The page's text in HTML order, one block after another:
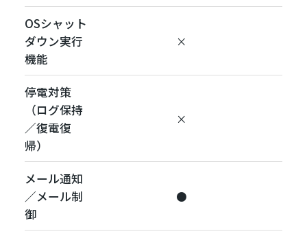
OSシャット
ダウン実行
機能
×
停電対策
（ログ保持
／復電復
帰）
×
メール通知
／メール制
御
●